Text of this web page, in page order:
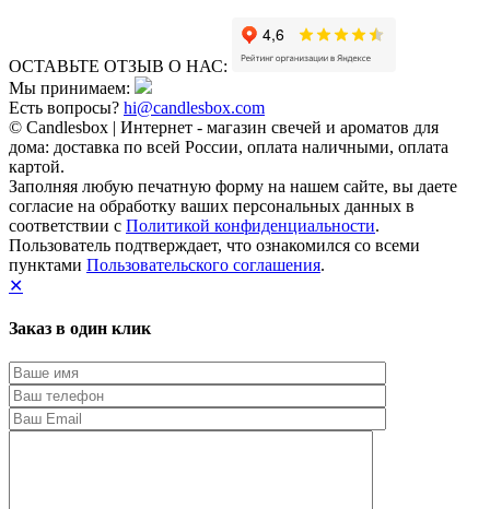
ОСТАВЬТЕ ОТЗЫВ О НАС:
Мы принимаем:
Есть вопросы? hi@candlesbox.com
© Candlesbox | Интернет - магазин свечей и ароматов для
дома: доставка по всей России, оплата наличными, оплата
картой.
Заполняя любую печатную форму на нашем сайте, вы даете
согласие на обработку ваших персональных данных в
соответствии с Политикой конфиденциальности.
Пользователь подтверждает, что ознакомился со всеми
пунктами Пользовательского соглашения.
✕
Заказ в один клик